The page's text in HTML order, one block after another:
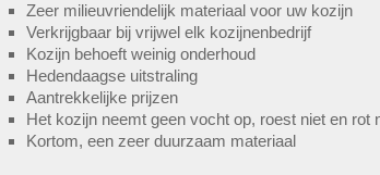
Zeer milieuvriendelijk materiaal voor uw kozijn
Verkrijgbaar bij vrijwel elk kozijnenbedrijf
Kozijn behoeft weinig onderhoud
Hedendaagse uitstraling
Aantrekkelijke prijzen
Het kozijn neemt geen vocht op, roest niet en rot
Kortom, een zeer duurzaam materiaal